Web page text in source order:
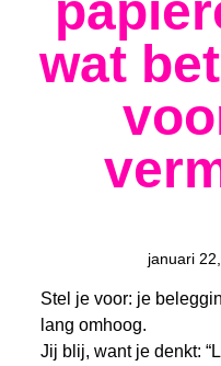
wat
januari
Stel je voor: je
lang omhoog.
Jij blij, want je denkt: